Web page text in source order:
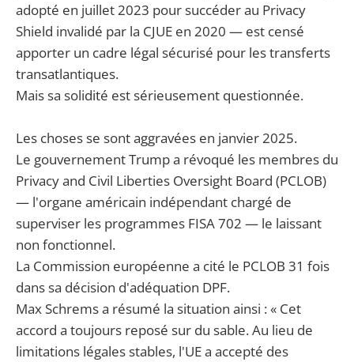
adopté en juillet 2023 pour succéder au Privacy
Shield invalidé par la CJUE en 2020 — est censé
apporter un cadre légal sécurisé pour les transferts
transatlantiques.
Mais sa solidité est sérieusement questionnée.
Les choses se sont aggravées en janvier 2025.
Le gouvernement Trump a révoqué les membres du
Privacy and Civil Liberties Oversight Board (PCLOB)
— l'organe américain indépendant chargé de
superviser les programmes FISA 702 — le laissant
non fonctionnel.
La Commission européenne a cité le PCLOB 31 fois
dans sa décision d'adéquation DPF.
Max Schrems a résumé la situation ainsi : « Cet
accord a toujours reposé sur du sable. Au lieu de
limitations légales stables, l'UE a accepté des